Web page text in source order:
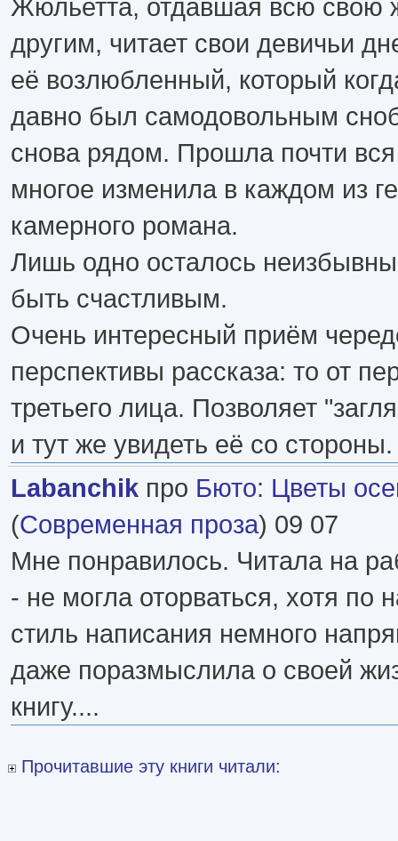
Жюльетта, отдавшая всю свою
другим, читает свои девичьи
её возлюбленный, который
давно был самодовольным
снова рядом. Прошла почти
многое изменила в каждом из
камерного романа.
Лишь одно осталось
быть счастливым.
Очень интересный приём
перспективы рассказа: то от
третьего лица. Позволяет
и тут же увидеть её со стороны.
Labanchik про Бюто: Цветы
(Современная проза) 09 07
Мне понравилось. Читала на
- не могла оторваться, хотя по
стиль написания немного
даже поразмыслила о своей
книгу....
Прочитавшие эту книги читали: